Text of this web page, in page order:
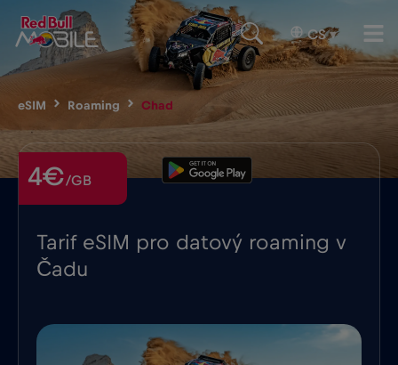
CS ▾
eSIM Roaming Chad
Tarif eSIM pro datový roaming v
Čadu
4€/GB